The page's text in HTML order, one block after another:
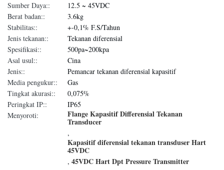
Sumber Daya::
12.5 ~ 45VDC
Berat badan::
3.6kg
Stabilitas::
+-0,1% F.S/Tahun
Jenis tekanan::
Tekanan diferensial
Spesifikasi::
500pa~200kpa
Asal usul::
Cina
Jenis::
Pemancar tekanan diferensial kapasitif
Media pengukur::
Gas
Tingkat akurasi::
0,075%
Peringkat IP::
IP65
Menyoroti:
Flange Kapasitif Differensial Tekanan
Transducer
,
Kapasitif diferensial tekanan transduser Hart
45VDC
, 45VDC Hart Dpt Pressure Transmitter